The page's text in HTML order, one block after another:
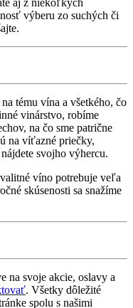
aj z niekoľkých
výberu zo suchých či
na tému vína a všetkého, čo
vinárstvo, robíme
na čo sme patrične
na víťazné priečky,
svojho výhercu.
víno potrebuje veľa
skúsenosti sa snažíme
na svoje akcie, oslavy a
. Všetky dôležité
spolu s našimi